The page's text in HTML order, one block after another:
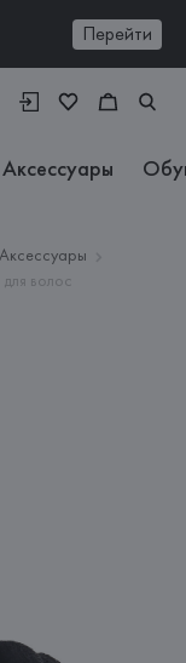
Перейти
Аксессуары
Аксессуары
волос